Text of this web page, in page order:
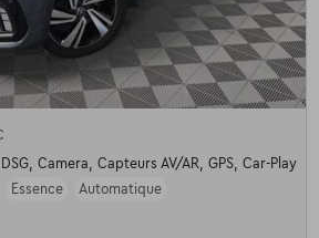
Camera, Capteurs AV/AR, GPS, Car-Play
Essence
Automatique